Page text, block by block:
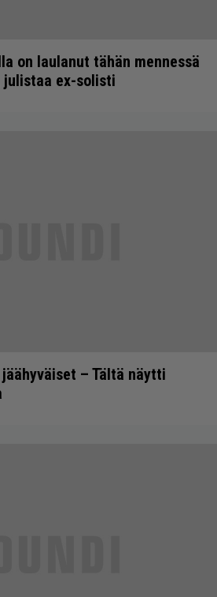
on laulanut tähän mennessä
julistaa ex-solisti
– Tältä näytti